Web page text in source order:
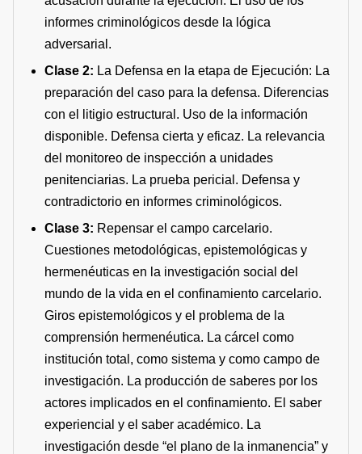
informes criminológicos desde la lógica
adversarial.
Clase 2: La Defensa en la etapa de Ejecución: La
preparación del caso para la defensa. Diferencias
con el litigio estructural. Uso de la información
disponible. Defensa cierta y eficaz. La relevancia
del monitoreo de inspección a unidades
penitenciarias. La prueba pericial. Defensa y
contradictorio en informes criminológicos.
Clase 3: Repensar el campo carcelario.
Cuestiones metodológicas, epistemológicas y
hermenéuticas en la investigación social del
mundo de la vida en el confinamiento carcelario.
Giros epistemológicos y el problema de la
comprensión hermenéutica. La cárcel como
institución total, como sistema y como campo de
investigación. La producción de saberes por los
actores implicados en el confinamiento. El saber
experiencial y el saber académico. La
investigación desde “el plano de la inmanencia” y